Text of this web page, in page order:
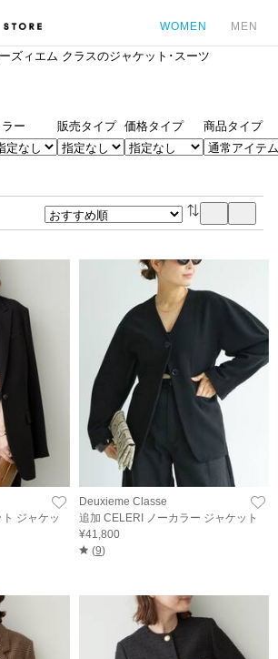
WOMEN MEN
ズィエム クラスのジャケット･スーツ
ラー 販売タイプ 価格タイプ 商品タイプ
ジャケッ
Deuxieme Classe
追加 CELERI ノーカラー ジャケット
¥41,800
(9)